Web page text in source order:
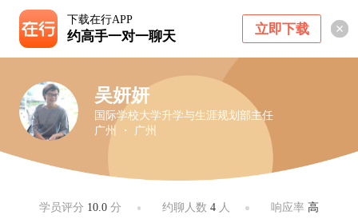
下载在行APP
约高手一对一聊天 立即下载
吴妍妍
国际学校大学升学与生涯规划部主任
广州 ・ 广州
学员评分 10.0 分 约聊人数 4人 响应率 高